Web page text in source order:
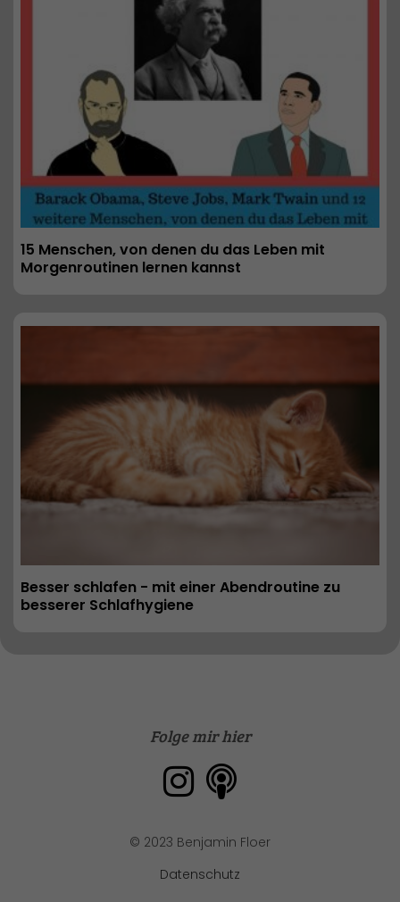
15 Menschen, von denen du das Leben mit
Morgenroutinen lernen kannst
Besser schlafen - mit einer Abendroutine zu
besserer Schlafhygiene
Folge mir hier
© 2023 Benjamin Floer
Datenschutz